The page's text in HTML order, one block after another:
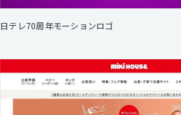
日テレ70周年モーションロゴ